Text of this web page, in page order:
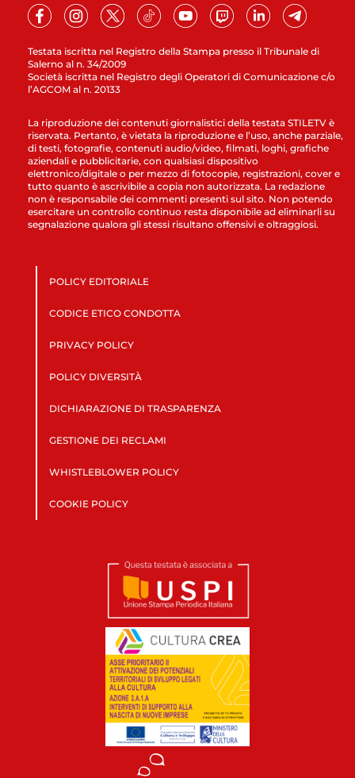
Testata iscritta nel Registro della Stampa presso il Tribunale di
Salerno al n. 34/2009
Società iscritta nel Registro degli Operatori di Comunicazione c/o
l’AGCOM al n. 20133
La riproduzione dei contenuti giornalistici della testata STILETV è
riservata. Pertanto, è vietata la riproduzione e l’uso, anche parziale,
di testi, fotografie, contenuti audio/video, filmati, loghi, grafiche
aziendali e pubblicitarie, con qualsiasi dispositivo
elettronico/digitale o per mezzo di fotocopie, registrazioni, cover e
tutto quanto è ascrivibile a copia non autorizzata. La redazione
non è responsabile dei commenti presenti sul sito. Non potendo
esercitare un controllo continuo resta disponibile ad eliminarli su
segnalazione qualora gli stessi risultano offensivi e oltraggiosi.
POLICY EDITORIALE
CODICE ETICO CONDOTTA
PRIVACY POLICY
POLICY DIVERSITÀ
DICHIARAZIONE DI TRASPARENZA
GESTIONE DEI RECLAMI
WHISTLEBLOWER POLICY
COOKIE POLICY